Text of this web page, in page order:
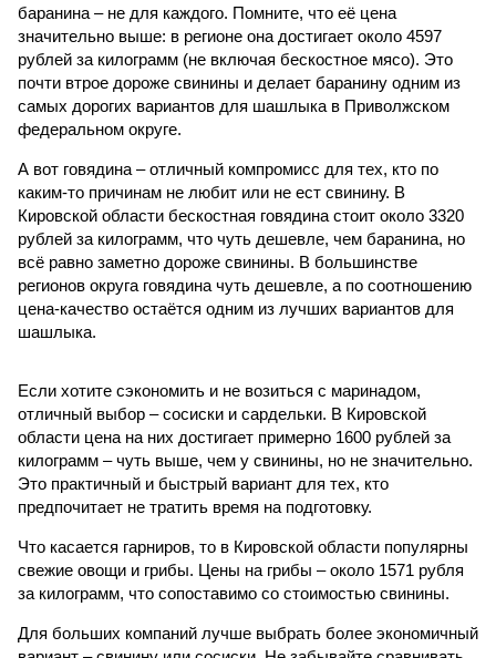
баранина – не для каждого. Помните, что её цена
значительно выше: в регионе она достигает около 4597
рублей за килограмм (не включая бескостное мясо). Это
почти втрое дороже свинины и делает баранину одним из
самых дорогих вариантов для шашлыка в Приволжском
федеральном округе.
А вот говядина – отличный компромисс для тех, кто по
каким-то причинам не любит или не ест свинину. В
Кировской области бескостная говядина стоит около 3320
рублей за килограмм, что чуть дешевле, чем баранина, но
всё равно заметно дороже свинины. В большинстве
регионов округа говядина чуть дешевле, а по соотношению
цена-качество остаётся одним из лучших вариантов для
шашлыка.
Если хотите сэкономить и не возиться с маринадом,
отличный выбор – сосиски и сардельки. В Кировской
области цена на них достигает примерно 1600 рублей за
килограмм – чуть выше, чем у свинины, но не значительно.
Это практичный и быстрый вариант для тех, кто
предпочитает не тратить время на подготовку.
Что касается гарниров, то в Кировской области популярны
свежие овощи и грибы. Цены на грибы – около 1571 рубля
за килограмм, что сопоставимо со стоимостью свинины.
Для больших компаний лучше выбрать более экономичный